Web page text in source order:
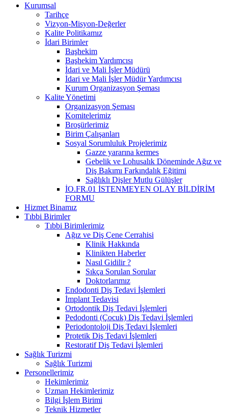
Kurumsal
Tarihçe
Vizyon-Misyon-Değerler
Kalite Politikamız
İdari Birimler
Başhekim
Başhekim Yardımcısı
İdari ve Mali İşler Müdürü
İdari ve Mali İşler Müdür Yardımcısı
Kurum Organizasyon Şeması
Kalite Yönetimi
Organizasyon Şeması
Komitelerimiz
Broşürlerimiz
Birim Çalışanları
Sosyal Sorumluluk Projelerimiz
Gazze yararına kermes
Gebelik ve Lohusalık Döneminde Ağız ve
Diş Bakımı Farkındalık Eğitimi
Sağlıklı Dişler Mutlu Gülüşler
İO.FR.01 İSTENMEYEN OLAY BİLDİRİM
FORMU
Hizmet Binamız
Tıbbi Birimler
Tıbbi Birimlerimiz
Ağız ve Diş Çene Cerrahisi
Klinik Hakkında
Klinikten Haberler
Nasıl Gidilir ?
Sıkça Sorulan Sorular
Doktorlarımız
Endodonti Diş Tedavi İşlemleri
İmplant Tedavisi
Ortodontik Diş Tedavi İşlemleri
Pedodonti (Çocuk) Diş Tedavi İşlemleri
Periodontoloji Diş Tedavi İşlemleri
Protetik Diş Tedavi İşlemleri
Restoratif Diş Tedavi İşlemleri
Sağlık Turizmi
Sağlık Turizmi
Personellerimiz
Hekimlerimiz
Uzman Hekimlerimiz
Bilgi İşlem Birimi
Teknik Hizmetler